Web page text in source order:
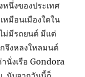
หนึ่งของประเทศ
หมือนเมืองใดใน
ม่มีรถยนต์ มีแต่
จึงหลงใหลมนต์
นั่งเรือ Gondora